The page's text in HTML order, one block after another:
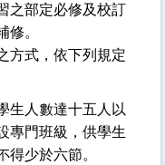
之部定必修及校訂
修。
方式，依下列規定
生人數達十五人以
專門班級，供學生
得少於六節。